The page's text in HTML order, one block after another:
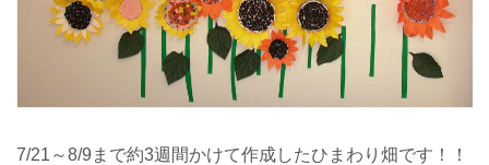
7/21～8/9まで約3週間かけて作成したひまわり畑です！！